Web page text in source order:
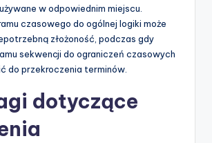
w odpowiednim miejscu.
czasowego do ogólnej logiki może
złożoność, podczas gdy
sekwencji do ograniczeń czasowych
do przekroczenia terminów.
dotyczące